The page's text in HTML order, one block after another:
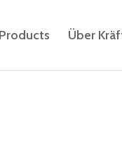
Products Über